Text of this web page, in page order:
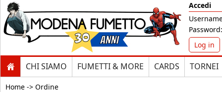
Accedi
Password:
Log in
CHI SIAMO FUMETTI & MORE CARDS TORNEI
Home -> Ordine